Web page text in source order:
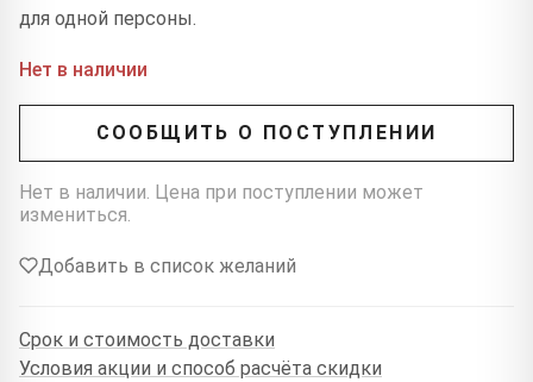
для одной персоны.
Нет в наличии
СООБЩИТЬ О ПОСТУПЛЕНИИ
Нет в наличии. Цена при поступлении может
измениться.
Добавить в список желаний
Срок и стоимость доставки
Условия акции и способ расчёта скидки